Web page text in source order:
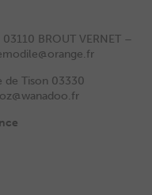
BROUT VERNET –
de Tison 03330